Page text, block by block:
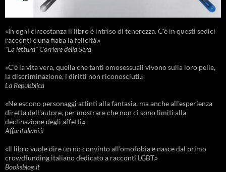
«In ogni circostanza il libro è intriso di tenerezza. C'è in questi sedici
racconti e una fiaba la felicità.»
"La lettura" Corriere della Sera
«C’è la vita vera, quella che tanti omosessuali vivono sulla loro pelle,
la discriminazione, i diritti non riconosciuti.»
La Repubblica
«Ne escono personaggi attinti alla fantasia, ma anche all’esperienza
diretta dell’autore, per mostrare che non ci sono limiti alla
declinazione degli affetti.»
Affaritaliani.it
«Il libro vuole dire un no convinto all’omofobia e nasce dal primo
crowdfunding italiano dedicato a racconti LGBT.»
Booksblog.it